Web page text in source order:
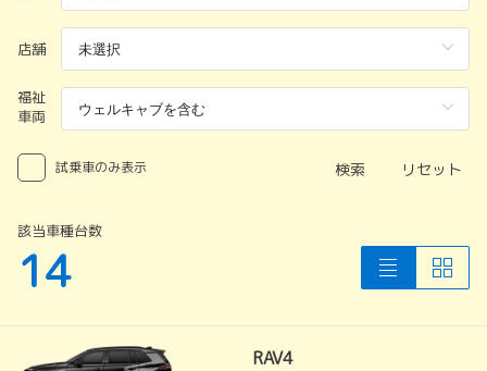
店舗
福祉
車両
試乗車のみ表示 検索 リセット
該当車種台数
14
RAV4